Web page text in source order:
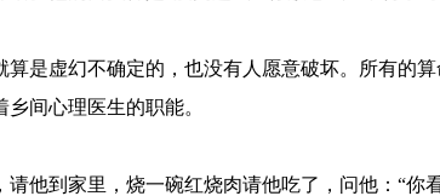
算是虚幻不确定的，也没有人愿意破坏。所有的
间心理医生的职能。
请他到家里，烧一碗红烧肉请他吃了，问他：“你